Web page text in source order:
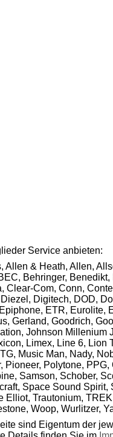
Service anbieten:
& Heath, Allen,
Behringer,
Com, Conn,
Digitech, DOD,
ETR, Eurolite,
Gerland, Goodrich,
Johnson
Limex, Line 6,
Music Man, Nady,
Polytone,
Samson, Schober,
Space Sound
Elliot, Trautonium,
Woop, Wurlitzer,
sind Eigentum der